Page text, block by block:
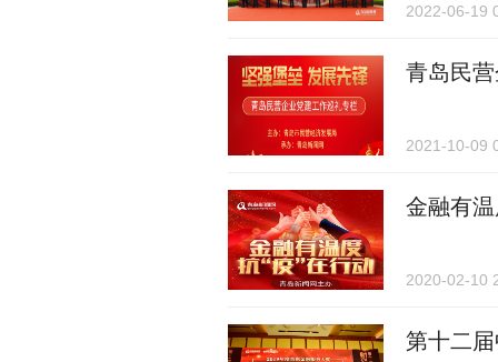
2022-06-19
青岛民
2021-10-09
金融有
2020-02-10
第十二